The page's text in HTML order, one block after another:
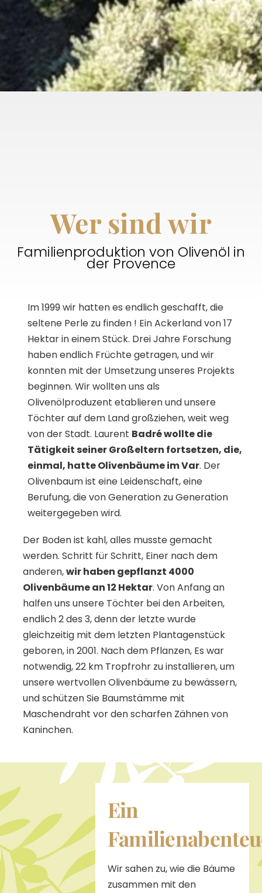
Wer sind wir
Familienproduktion von Olivenöl in
der Provence
Im 1999 wir hatten es endlich geschafft, die
seltene Perle zu finden ! Ein Ackerland von 17
Hektar in einem Stück. Drei Jahre Forschung
haben endlich Früchte getragen, und wir
konnten mit der Umsetzung unseres Projekts
beginnen. Wir wollten uns als
Olivenölproduzent etablieren und unsere
Töchter auf dem Land großziehen, weit weg
von der Stadt. Laurent Badré wollte die
Tätigkeit seiner Großeltern fortsetzen, die,
einmal, hatte Olivenbäume im Var. Der
Olivenbaum ist eine Leidenschaft, eine
Berufung, die von Generation zu Generation
weitergegeben wird.
Der Boden ist kahl, alles musste gemacht
werden. Schritt für Schritt, Einer nach dem
anderen,wir haben gepflanzt 4000
Olivenbäume an 12 Hektar. Von Anfang an
halfen uns unsere Töchter bei den Arbeiten,
endlich 2 des 3, denn der letzte wurde
gleichzeitig mit dem letzten Plantagenstück
geboren, in 2001. Nach dem Pflanzen, Es war
notwendig, 22 km Tropfrohr zu installieren, um
unsere wertvollen Olivenbäume zu bewässern,
und schützen Sie Baumstämme mit
Maschendraht vor den scharfen Zähnen von
Kaninchen.
Ein
Wir sahen zu, wie die Bäume
zusammen mit den